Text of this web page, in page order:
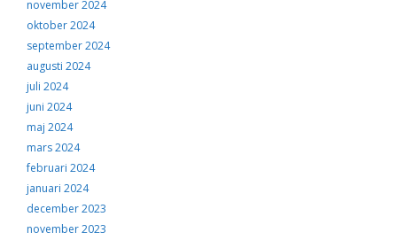
november 2024
oktober 2024
september 2024
augusti 2024
juli 2024
juni 2024
maj 2024
mars 2024
februari 2024
januari 2024
december 2023
november 2023